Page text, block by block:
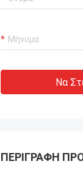
Να
ΠΕΡΙΓΡΑΦΉ